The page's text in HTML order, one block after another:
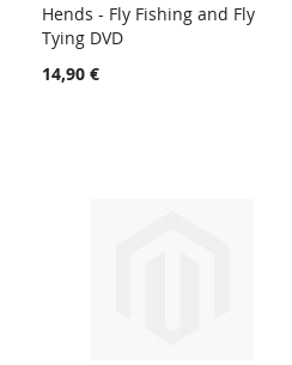
Lisää ostoskoriin
Hends - Fly Fishing and Fly
Tying DVD
14,90 €